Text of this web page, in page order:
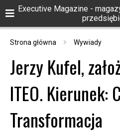
Executive Magazine -
Strona główna Wywiady
Jerzy Kufel,
ITEO. Kierunek:
Transformacja